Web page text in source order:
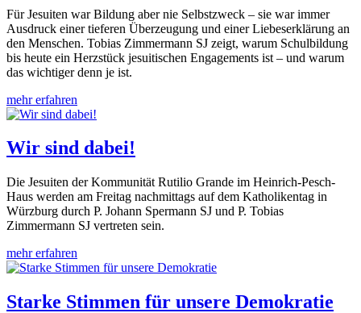
Für Jesuiten war Bildung aber nie Selbstzweck – sie war immer
Ausdruck einer tieferen Überzeugung und einer Liebeserklärung an
den Menschen. Tobias Zimmermann SJ zeigt, warum Schulbildung
bis heute ein Herzstück jesuitischen Engagements ist – und warum
das wichtiger denn je ist.
mehr erfahren
Wir sind dabei!
Die Jesuiten der Kommunität Rutilio Grande im Heinrich-Pesch-
Haus werden am Freitag nachmittags auf dem Katholikentag in
Würzburg durch P. Johann Spermann SJ und P. Tobias
Zimmermann SJ vertreten sein.
mehr erfahren
Starke Stimmen für unsere Demokratie